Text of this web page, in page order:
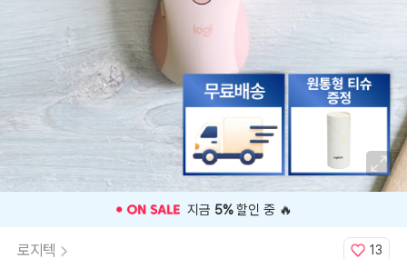
지금 5%할인 중 🔥
로지텍 13